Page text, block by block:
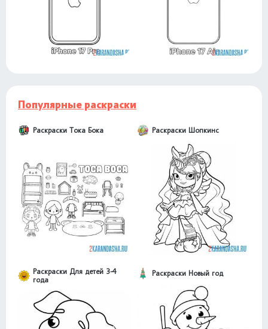
Популярные раскраски
Раскраски Тока Бока Раскраски Шопкинс
Раскраски Для детей 3-4
года
Раскраски Новый год